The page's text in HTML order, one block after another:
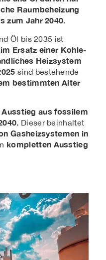
Raumbeheizung
zum Jahr 2040.
Öl bis 2035 ist
Ersatz einer Kohle-
Heizsystem
sind bestehende
bestimmten Alter
Ausstieg aus fossilem
Dieser beinhaltet
Gasheizsystemen in
kompletten Ausstieg